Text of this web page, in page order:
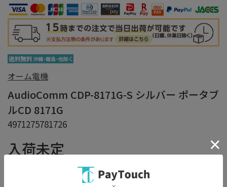
オーム電機
AudioComm CDP-8171G-S シルバー ポータブ
ルCD 8171G
4971275781726
入荷未定